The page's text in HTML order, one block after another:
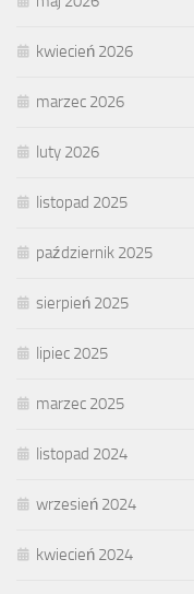
kwiecień 2026
marzec 2026
luty 2026
listopad 2025
październik 2025
sierpień 2025
lipiec 2025
marzec 2025
listopad 2024
wrzesień 2024
kwiecień 2024